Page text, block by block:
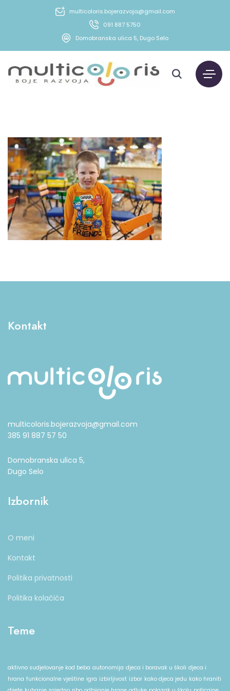
multicoloris.bojerazvoja@gmail.com
091 887 5750
Domobranska ulica 5, Dugo Selo
Kontakt
multicoloris.bojerazvoja@gmail.com
385 91 887 57 50
Domobranska ulica 5,
Dugo Selo
Izbornik
O meni
Kontakt
Politika privatnosti
Politika kolačića
Teme
aktivno sudjelovanje kod beba autonomija djeca i boravak u školi djeca i
hrana funkcionalne vještine igra izbirljivost izbor kako djeca jedu kako hraniti